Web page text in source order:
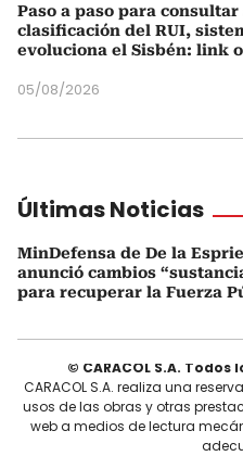
Paso a paso para consultar
clasificación del RUI,
evoluciona el Sisbén: link
05/08/2026
Últimas Noticias
MinDefensa de De la
anunció cambios
para recuperar la Fuerza
© CARACOL S.A.
CARACOL S.A. realiza una
usos de las obras y otras
web a medios de lectura